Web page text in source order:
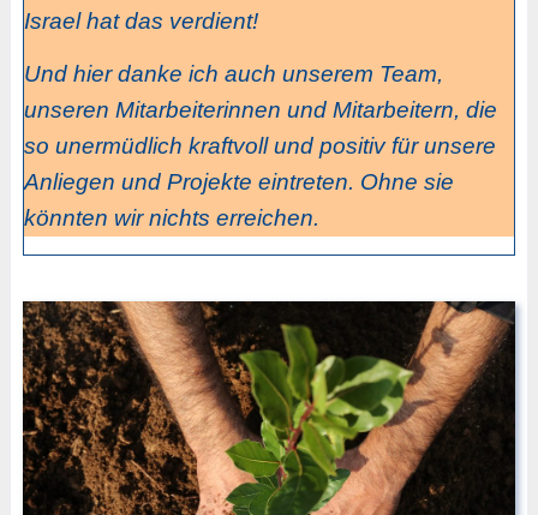
Israel hat das verdient!
Und hier danke ich auch unserem Team,
unseren Mitarbeiterinnen und Mitarbeitern, die
so unermüdlich kraftvoll und positiv für unsere
Anliegen und Projekte eintreten. Ohne sie
könnten wir nichts erreichen.